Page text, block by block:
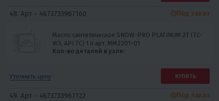
48. Арт - 4673733967160
Масло синтетическое SNOW-PRO PLATINUM 2Т (TC-
W3, API TC) 1 л арт. MM2201-01
Кол-во деталей в узле:
Под заказ
Уточнить цену КУПИТЬ
49. Арт - 4673733967122 Под заказ